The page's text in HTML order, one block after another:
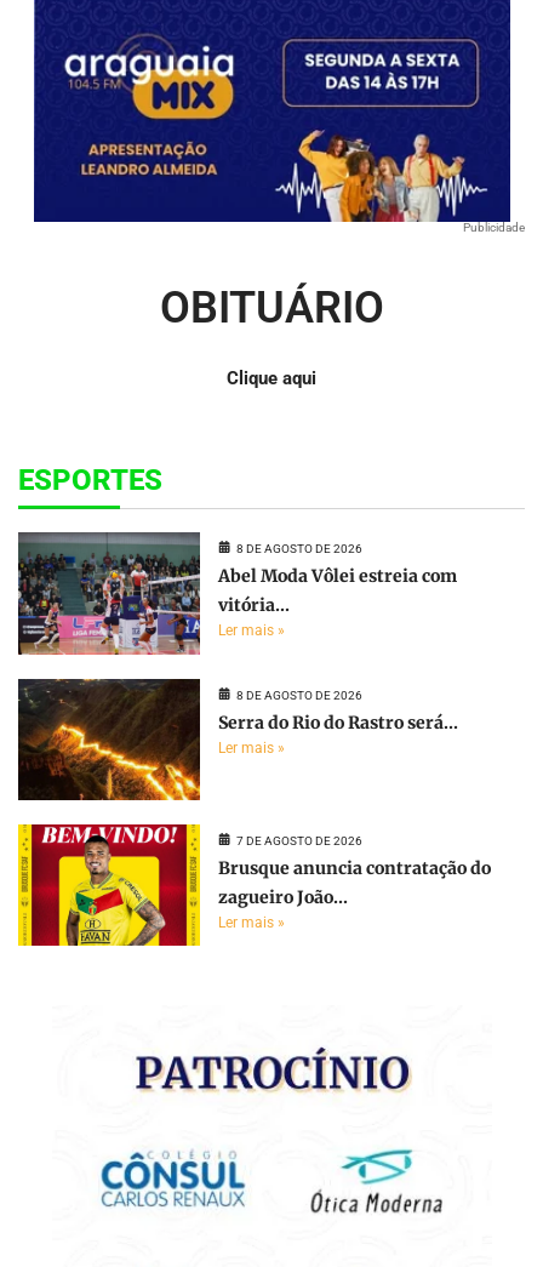
Publicidade
OBITUÁRIO
Clique aqui
ESPORTES
8 DE AGOSTO DE 2026
Abel Moda Vôlei estreia com
vitória...
Ler mais »
8 DE AGOSTO DE 2026
Serra do Rio do Rastro será...
Ler mais »
7 DE AGOSTO DE 2026
Brusque anuncia contratação do
zagueiro João...
Ler mais »